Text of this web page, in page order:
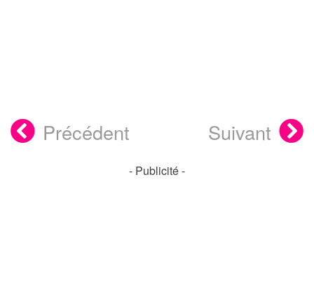
Précédent Suivant
- Publicité -